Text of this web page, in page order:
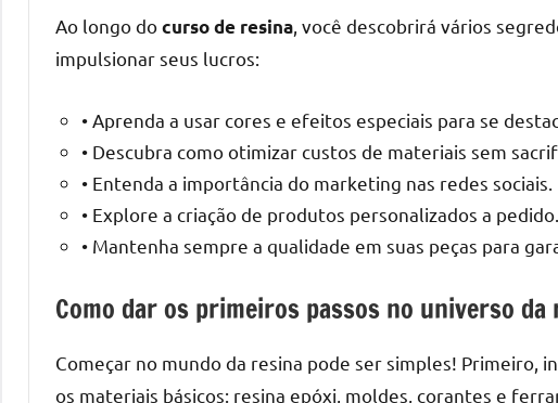
com
Nosso
conteúdo
é
focado
em
apresentar
melhores
e
tendências
Ao longo docurso de resina , você descobrirá vários
impulsionar seus lucros:
• Aprenda a usar cores e efeitos especiais para se
• Descubra como otimizar custos de materiais sem
• Entenda a importância do marketing nas redes sociais.
• Explore a criação de produtos personalizados a pedido.
• Mantenha sempre a qualidade em suas peças para
Como dar os primeiros passos no universo da
Começar no mundo da resina pode ser simples! Primeiro,
os materiais básicos: resina epóxi, moldes, corantes e